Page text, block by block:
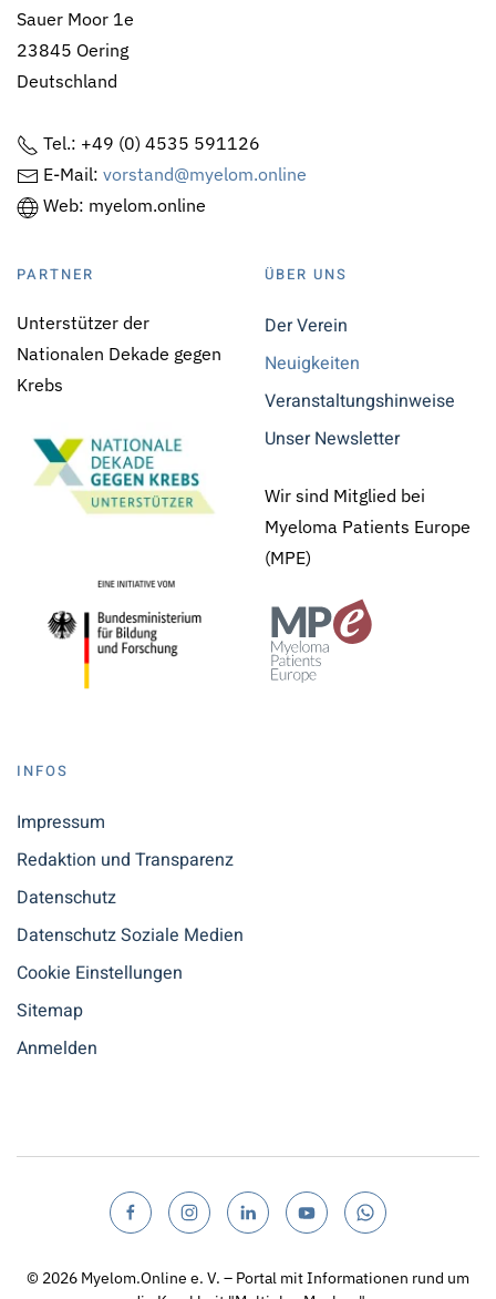
Sauer Moor 1e
23845 Oering
Deutschland
Tel.: +49 (0) 4535 591126
E-Mail: vorstand@myelom.online
Web: myelom.online
PARTNER
Unterstützer der
Nationalen Dekade gegen
Krebs
ÜBER UNS
Der Verein
Neuigkeiten
Veranstaltungshinweise
Unser Newsletter
Wir sind Mitglied bei
Myeloma Patients Europe
(MPE)
INFOS
Impressum
Redaktion und Transparenz
Datenschutz
Datenschutz Soziale Medien
Cookie Einstellungen
Sitemap
Anmelden
© 2026 Myelom.Online e. V. – Portal mit Informationen rund um